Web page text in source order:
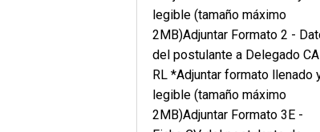
legible (tamaño máximo
2MB)Adjuntar Formato 2 -
del postulante a Delegado
RL *Adjuntar formato llenado
legible (tamaño máximo
2MB)Adjuntar Formato 3E -